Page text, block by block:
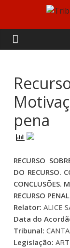
content
da
de
pena
RECURSO
DO RECURSO.
CONCLUSÕES.
RECURSO
Relator:ALICE
Data do
Tribunal:
Legislação: